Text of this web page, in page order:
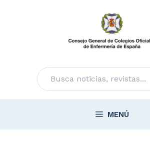
Buscar
MENÚ